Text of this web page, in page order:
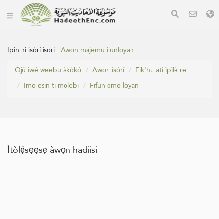
Ìpin ni isọ̀rí isọri :‏Awọn majẹmu ifunlọyan
Ojú ìwé wẹẹbu àkọ́kọ́
Àwọn ìsọ̀rí
Fik'hu ati ìpìlẹ̀ rẹ
Imọ ẹsin ti mọlebi
Fífún ọmọ lọyan
Ìtòlẹ́sẹẹsẹ àwọn hadiisi